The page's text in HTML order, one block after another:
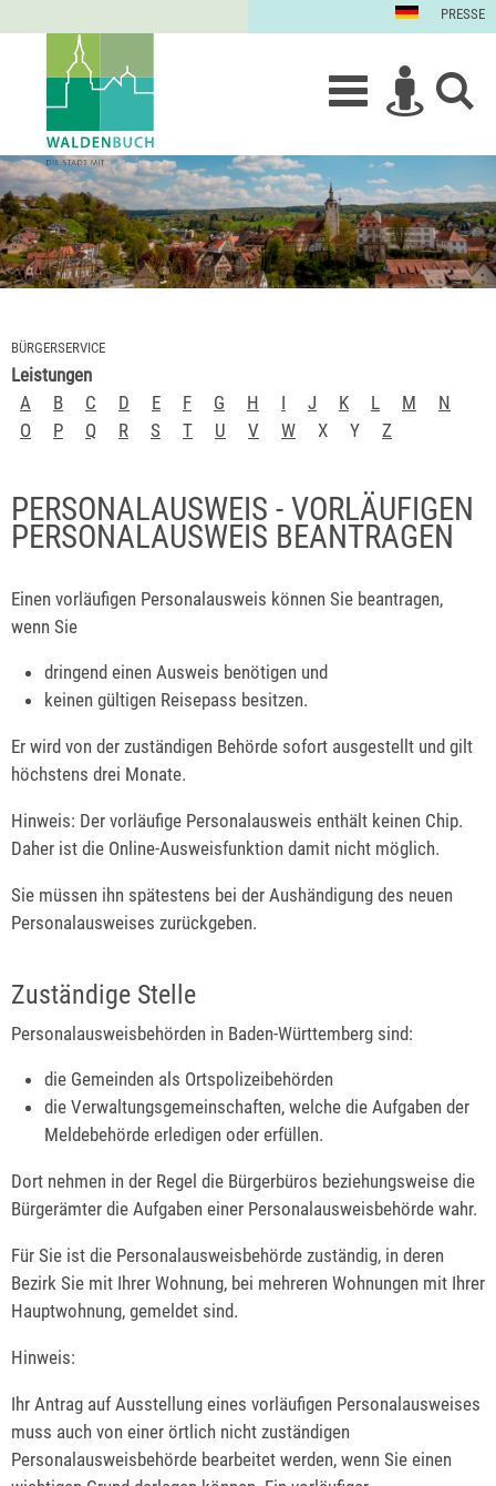
PRESSE
BÜRGERSERVICE
Leistungen
A
B C D E F G H I J K L M
N
O
P Q R S T U V W X Y Z
PERSONALAUSWEIS - VORLÄUFIGEN
PERSONALAUSWEIS BEANTRAGEN
Einen vorläufigen Personalausweis können Sie beantragen,
wenn Sie
dringend einen Ausweis benötigen und
keinen gültigen Reisepass besitzen.
Er wird von der zuständigen Behörde sofort ausgestellt und gilt
höchstens drei Monate.
Hinweis: Der vorläufige Personalausweis enthält keinen Chip.
Daher ist die Online-Ausweisfunktion damit nicht möglich.
Sie müssen ihn spätestens bei der Aushändigung des neuen
Personalausweises zurückgeben.
Zuständige Stelle
Personalausweisbehörden in Baden-Württemberg sind:
die Gemeinden als Ortspolizeibehörden
die Verwaltungsgemeinschaften, welche die Aufgaben der
Meldebehörde erledigen oder erfüllen.
Dort nehmen in der Regel die Bürgerbüros beziehungsweise die
Bürgerämter die Aufgaben einer Personalausweisbehörde wahr.
Für Sie ist die Personalausweisbehörde zuständig, in deren
Bezirk Sie mit Ihrer Wohnung, bei mehreren Wohnungen mit Ihrer
Hauptwohnung, gemeldet sind.
Hinweis:
Ihr Antrag auf Ausstellung eines vorläufigen Personalausweises
muss auch von einer örtlich nicht zuständigen
Personalausweisbehörde bearbeitet werden, wenn Sie einen